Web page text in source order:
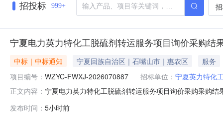
招投标 999+
宁夏电力英力特化工脱硫剂转运服务项目询价采购结
中标｜中标通知 宁夏回族自治区｜石嘴山市｜惠农区
服务
项目编号： WZYC-FWXJ-2026070887 招标单位： 宁夏英力特化
正文内容： 宁夏电力英力特化工脱硫剂转运服务项目询价采购采购
采购投诉。异议接收单位：国家能源集团物资有限公司
发布时间： 5小时前